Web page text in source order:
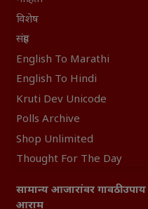
विशेष
संग्रह
English To Marathi
English To Hindi
Kruti Dev Unicode
Polls Archive
Shop Unlimited
Thought For The Day
सामान्य आजारांवर गावठी
आराम